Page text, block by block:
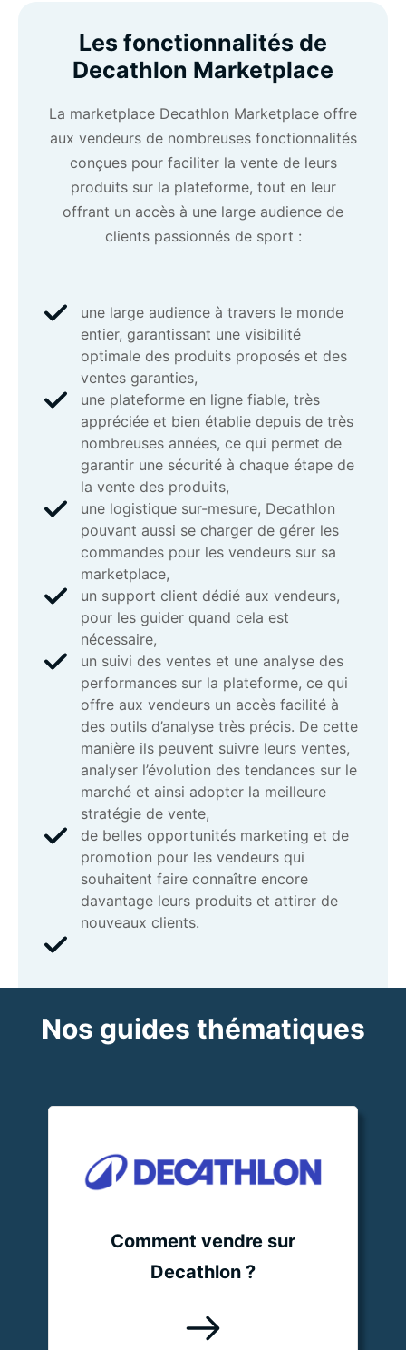
Les fonctionnalités de
Decathlon Marketplace
La marketplace Decathlon Marketplace offre
aux vendeurs de nombreuses fonctionnalités
conçues pour faciliter la vente de leurs
produits sur la plateforme, tout en leur
offrant un accès à une large audience de
clients passionnés de sport :
une large audience à travers le monde
entier, garantissant une visibilité
optimale des produits proposés et des
ventes garanties,
une plateforme en ligne fiable, très
appréciée et bien établie depuis de très
nombreuses années, ce qui permet de
garantir une sécurité à chaque étape de
la vente des produits,
une logistique sur-mesure, Decathlon
pouvant aussi se charger de gérer les
commandes pour les vendeurs sur sa
marketplace,
un support client dédié aux vendeurs,
pour les guider quand cela est
nécessaire,
un suivi des ventes et une analyse des
performances sur la plateforme, ce qui
offre aux vendeurs un accès facilité à
des outils d’analyse très précis. De cette
manière ils peuvent suivre leurs ventes,
analyser l’évolution des tendances sur le
marché et ainsi adopter la meilleure
stratégie de vente,
de belles opportunités marketing et de
promotion pour les vendeurs qui
souhaitent faire connaître encore
davantage leurs produits et attirer de
nouveaux clients.
Nos guides thématiques
Comment vendre sur
Decathlon ?